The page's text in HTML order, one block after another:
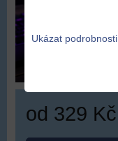
od 329 Kč
Ukázat podrobnosti